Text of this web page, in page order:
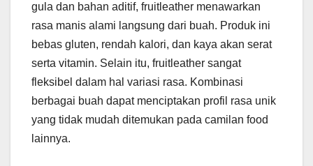
gula dan bahan aditif, fruitleather menawarkan
rasa manis alami langsung dari buah. Produk ini
bebas gluten, rendah kalori, dan kaya akan serat
serta vitamin. Selain itu, fruitleather sangat
fleksibel dalam hal variasi rasa. Kombinasi
berbagai buah dapat menciptakan profil rasa unik
yang tidak mudah ditemukan pada camilan food
lainnya.